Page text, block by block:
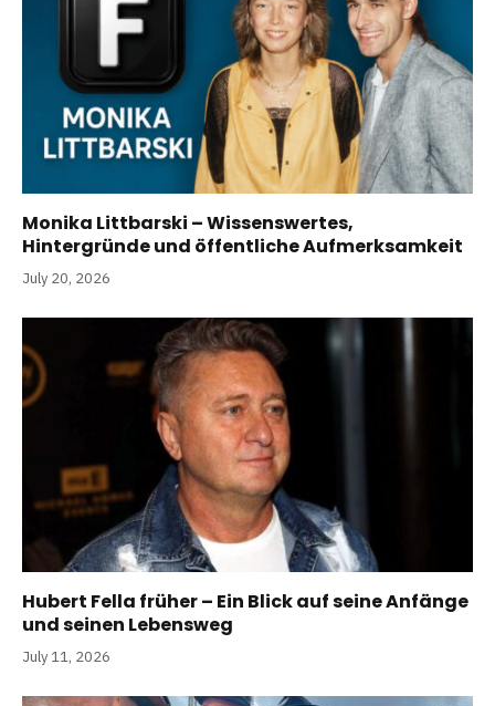
Monika Littbarski – Wissenswertes,
Hintergründe und öffentliche Aufmerksamkeit
July 20, 2026
Hubert Fella früher – Ein Blick auf seine Anfänge
und seinen Lebensweg
July 11, 2026